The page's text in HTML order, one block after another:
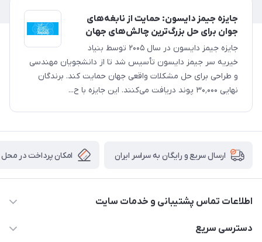
جایزه جیمز دایسون: حمایت از نابغه‌های
جوان برای حل بزرگ‌ترین چالش‌های جهان
جایزه جیمز دایسون در سال ۲۰۰۵ توسط بنیاد
خیریه سر جیمز دایسون تأسیس شد تا از دانشجویان مهندسی
و طراحی برای حل مشکلات واقعی جهان حمایت کند. برندگان
نهایی ۳۰٬۰۰۰ پوند دریافت می‌کنند. این جایزه با ح...
ارسال سریع و رایگان به سراسر ایران امکان پرداخت در محل
اطلاعات تماس پشتیبانی و خدمات سایت
02122913970 داخلی 219
دسترسی سریع